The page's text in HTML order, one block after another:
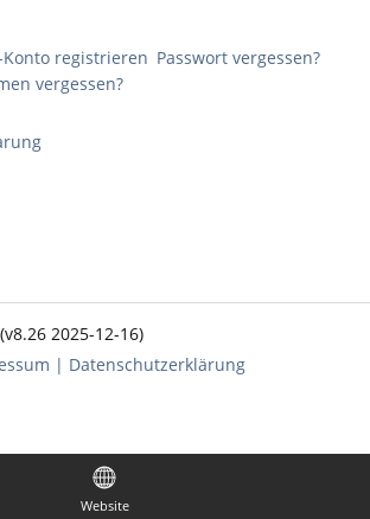
Website
Konto registrieren Passwort vergessen?
vergessen?
2025-12-16)
| Datenschutzerklärung